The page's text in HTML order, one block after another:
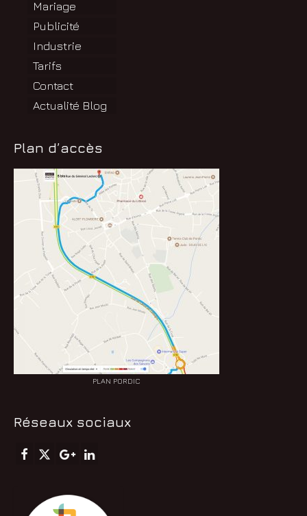
Mariage
Publicité
Industrie
Tarifs
Contact
Actualité Blog
Plan d’accès
PLAN PORDIC
Réseaux sociaux